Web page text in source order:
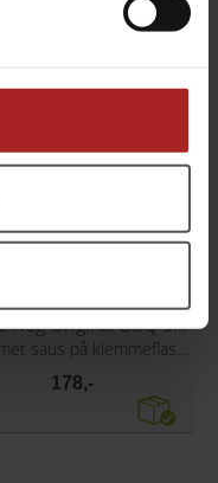
Blues Hog Original BBQ Sauce 709g
178,-